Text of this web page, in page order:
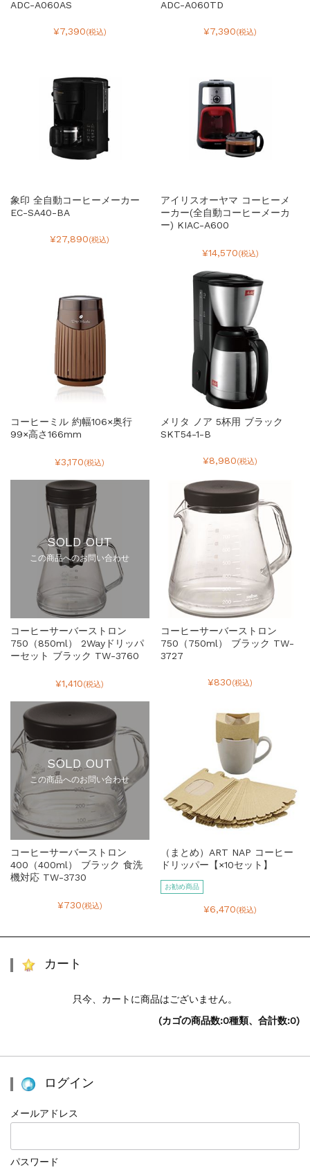
ADC-A060AS
¥7,390(税込)
ADC-A060TD
¥7,390(税込)
象印 全自動コーヒーメーカー
EC-SA40-BA
¥27,890(税込)
アイリスオーヤマ コーヒーメ
ーカー(全自動コーヒーメーカ
ー) KIAC-A600
¥14,570(税込)
コーヒーミル 約幅106×奥行
99×高さ166mm
¥3,170(税込)
メリタ ノア 5杯用 ブラック
SKT54-1-B
¥8,980(税込)
SOLD OUT
この商品へのお問い合わせ
コーヒーサーバーストロン
750（850ml） 2Wayドリッパ
ーセット ブラック TW-3760
¥1,410(税込)
コーヒーサーバーストロン
750（750ml） ブラック TW-
3727
¥830(税込)
SOLD OUT
この商品へのお問い合わせ
コーヒーサーバーストロン
400（400ml） ブラック 食洗
機対応 TW-3730
¥730(税込)
（まとめ）ART NAP コーヒー
ドリッパー【×10セット】
お勧め商品
¥6,470(税込)
カート
只今、カートに商品はございません。
(カゴの商品数:0種類、合計数:0)
ログイン
メールアドレス
パスワード